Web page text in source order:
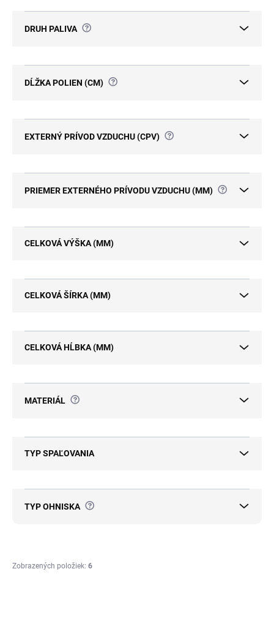
DRUH PALIVA ?
DĹŽKA POLIEN (CM) ?
EXTERNÝ PRÍVOD VZDUCHU (CPV) ?
PRIEMER EXTERNÉHO PRÍVODU VZDUCHU (MM) ?
CELKOVÁ VÝŠKA (MM)
CELKOVÁ ŠÍRKA (MM)
CELKOVÁ HĹBKA (MM)
MATERIÁL ?
TYP SPAĽOVANIA
TYP OHNISKA ?
Zobrazených položiek: 6